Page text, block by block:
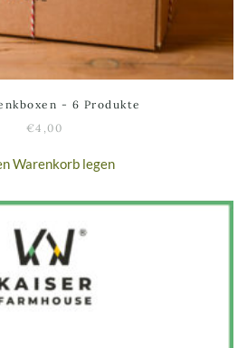
- 6 Produkte
€4,00
Warenkorb legen